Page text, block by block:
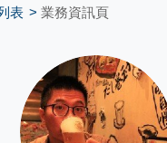
表 業務資訊頁